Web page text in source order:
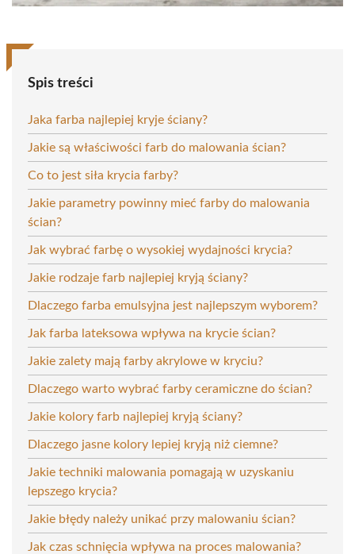
Spis treści
Jaka farba najlepiej kryje ściany?
Jakie są właściwości farb do malowania ścian?
Co to jest siła krycia farby?
Jakie parametry powinny mieć farby do malowania
ścian?
Jak wybrać farbę o wysokiej wydajności krycia?
Jakie rodzaje farb najlepiej kryją ściany?
Dlaczego farba emulsyjna jest najlepszym wyborem?
Jak farba lateksowa wpływa na krycie ścian?
Jakie zalety mają farby akrylowe w kryciu?
Dlaczego warto wybrać farby ceramiczne do ścian?
Jakie kolory farb najlepiej kryją ściany?
Dlaczego jasne kolory lepiej kryją niż ciemne?
Jakie techniki malowania pomagają w uzyskaniu
lepszego krycia?
Jakie błędy należy unikać przy malowaniu ścian?
Jak czas schnięcia wpływa na proces malowania?